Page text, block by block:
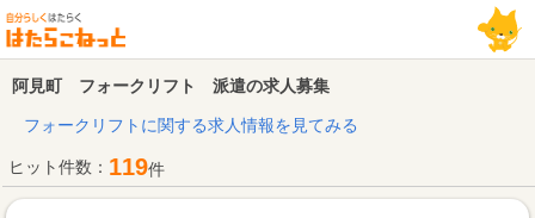
阿見町 フォークリフト 派遣の求人募集
フォークリフトに関する求人情報を見てみる
ヒット件数： 119件